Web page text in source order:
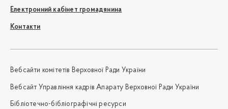
Електронний кабінет громадянина
Контакти
Вебсайти комітетів Верховної Ради України
Вебсайт Управління кадрів Апарату Верховної Ради України
Бібліотечно-бібліографічні ресурси